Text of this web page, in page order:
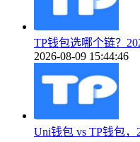
TP钱包选哪个链？
2026-08-09 15:44:46
Uni钱包 vs TP钱包